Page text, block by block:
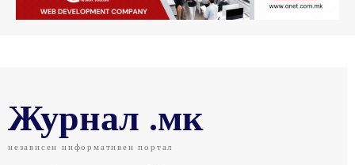
Журнал .мк
независен информативен портал